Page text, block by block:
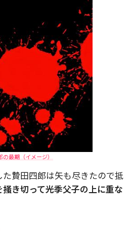
の最期（イメージ）
贄田四郎は矢も尽きたので抵
掻き切って光季父子の上に重な